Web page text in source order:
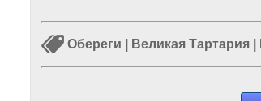
Обереги Великая Тартария